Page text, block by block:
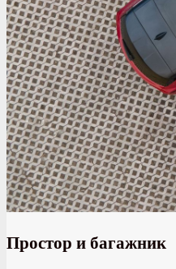
Простор и багажник